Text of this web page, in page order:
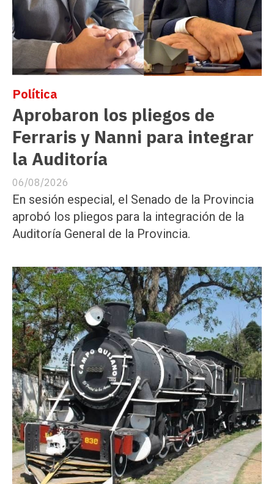
Aprobaron los pliegos de
Ferraris y Nanni para integrar
la Auditoría
Política
06/08/2026
En sesión especial, el Senado de la Provincia
aprobó los pliegos para la integración de la
Auditoría General de la Provincia.